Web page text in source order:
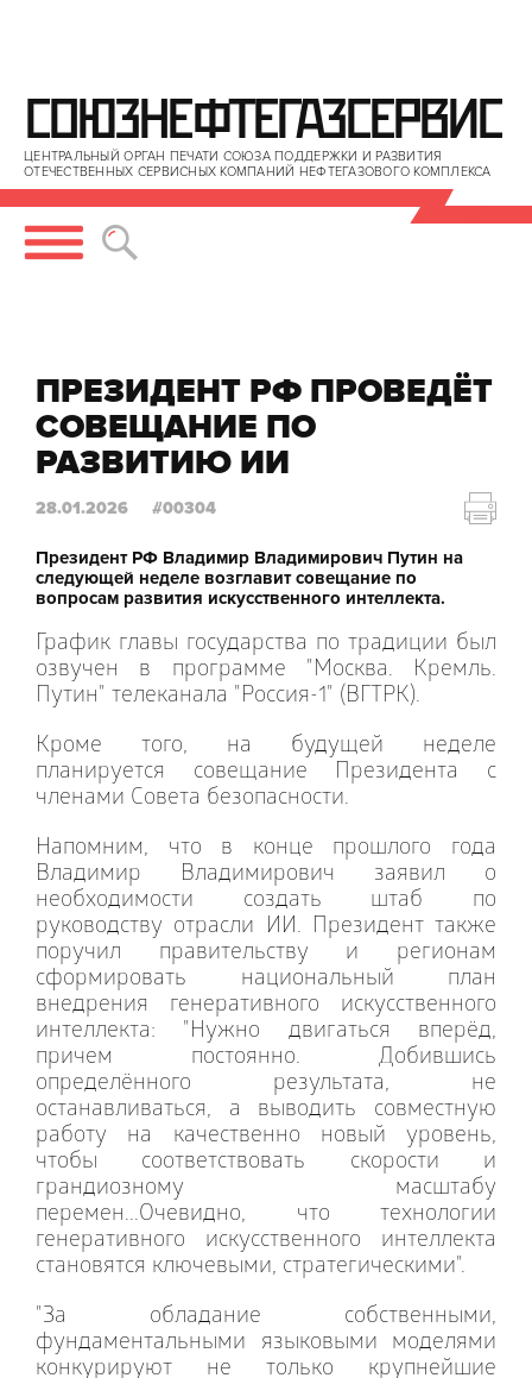
ЦЕНТРАЛЬНЫЙ ОРГАН ПЕЧАТИ СОЮЗА ПОДДЕРЖКИ И РАЗВИТИЯ
ОТЕЧЕСТВЕННЫХ СЕРВИСНЫХ КОМПАНИЙ НЕФТЕГАЗОВОГО КОМПЛЕКСА
СОЮЗНЕФТЕГАЗСЕРВИС
ПРЕЗИДЕНТ РФ ПРОВЕДЁТ
СОВЕЩАНИЕ ПО
РАЗВИТИЮ ИИ
28.01.2026 #00304
Президент РФ Владимир Владимирович Путин на
следующей неделе возглавит совещание по
вопросам развития искусственного интеллекта.
График главы государства по традиции был
озвучен в программе "Москва. Кремль.
Путин" телеканала "Россия-1" (ВГТРК).
Кроме того, на будущей неделе
планируется совещание Президента с
членами Совета безопасности.
Напомним, что в конце прошлого года
Владимир Владимирович заявил о
необходимости создать штаб по
руководству отрасли ИИ. Президент также
поручил правительству и регионам
сформировать национальный план
внедрения генеративного искусственного
интеллекта: "Нужно двигаться вперёд,
причем постоянно. Добившись
определённого результата, не
останавливаться, а выводить совместную
работу на качественно новый уровень,
чтобы соответствовать скорости и
грандиозному масштабу
перемен...Очевидно, что технологии
генеративного искусственного интеллекта
становятся ключевыми, стратегическими".
"За обладание собственными,
фундаментальными языковыми моделями
конкурируют не только крупнейшие